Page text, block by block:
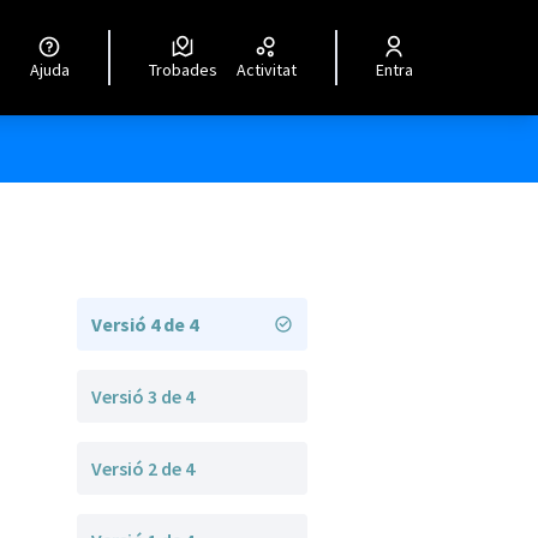
Ajuda Trobades Activitat Entra
Versió 4 de 4
Versió 3 de 4
Versió 2 de 4